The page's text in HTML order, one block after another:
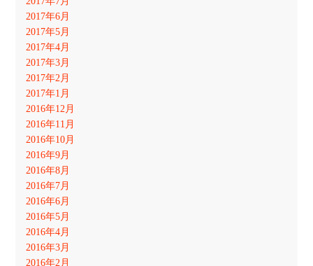
2017年6月
2017年5月
2017年4月
2017年3月
2017年2月
2017年1月
2016年12月
2016年11月
2016年10月
2016年9月
2016年8月
2016年7月
2016年6月
2016年5月
2016年4月
2016年3月
2016年2月